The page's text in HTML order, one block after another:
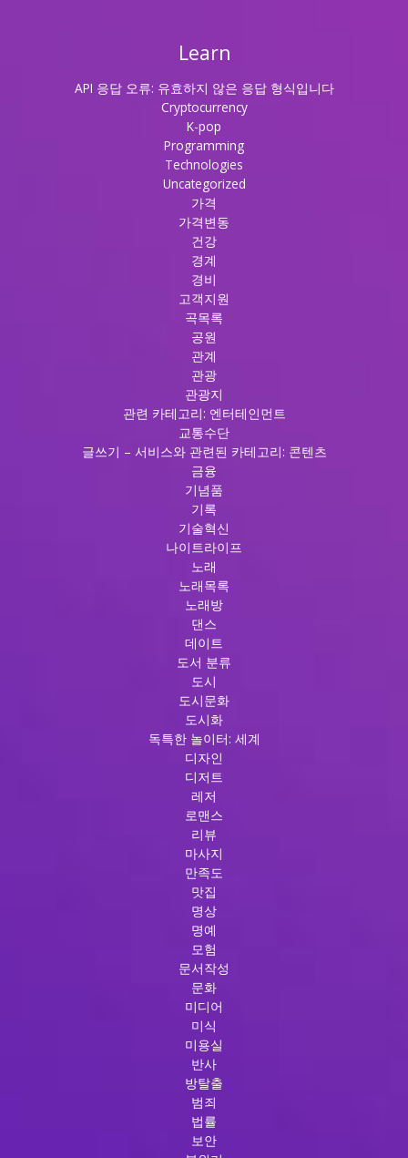
Learn
API 응답 오류: 유효하지 않은 응답 형식입니다
Cryptocurrency
K-pop
Programming
Technologies
Uncategorized
가격
가격변동
건강
경계
경비
고객지원
곡목록
공원
관계
관광
관광지
관련 카테고리: 엔터테인먼트
교통수단
글쓰기 – 서비스와 관련된 카테고리: 콘텐츠
금융
기념품
기록
기술혁신
나이트라이프
노래
노래목록
노래방
댄스
데이트
도서 분류
도시
도시문화
도시화
독특한 놀이터: 세계
디자인
디저트
레저
로맨스
리뷰
마사지
만족도
맛집
명상
명예
모험
문서작성
문화
미디어
미식
미용실
반사
방탈출
범죄
법률
보안